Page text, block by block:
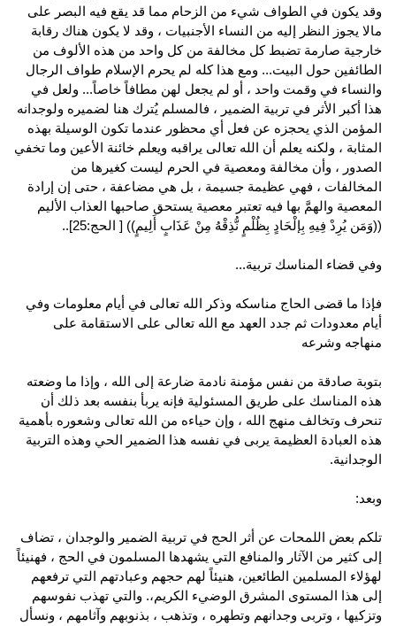
وقد يكون في الطواف شيء من الزحام مما قد يقع فيه البصر على
مالا يجوز النظر إليه من النساء الأجنبيات ، وقد لا يكون هناك رقابة
خارجية صارمة تضبط كل مخالفة من كل واحد من هذه الألوف من
الطائفين حول البيت... ومع هذا كله لم يحرم الإسلام طواف الرجال
والنساء في وقمت واحد ، أو لم يجعل لهن مطافاً خاصاً... ولعل في
هذا أكبر الأثر في تربية الضمير ، فالمسلم يُترك هنا لضميره ولوجدانه
المؤمن الذي يحجزه عن فعل أي محظور عندما تكون الوسيلة بهذه
المثابة ، ولكنه يعلم أن الله تعالى يراقبه ويعلم خائنة الأعين وما تخفي
الصدور ، وأن مخالفة ومعصية في الحرم ليست كغيرها من
المخالفات ، فهي عظيمة جسيمة ، بل هي مضاعفة ، حتى إن إرادة
المعصية والهمَّ بها فيه تعتبر معصية يستحق صاحبها العذاب الأليم
((وَمَن يُرِدْ فِيهِ بِإلْحَادٍ بِظُلْمٍ نُّذِقْهُ مِنْ عَذَابٍ أَلِيمٍ)) [ الحج:25]..
وفي قضاء المناسك تربية...
فإذا ما قضى الحاج مناسكه وذكر الله تعالى في أيام معلومات وفي
أيام معدودات ثم جدد العهد مع الله تعالى على الاستقامة على
منهاجه وشرعه
بتوبة صادقة من نفس مؤمنة نادمة ضارعة إلى الله ، وإذا ما وضعته
هذه المناسك على طريق المسئولية فإنه يربأ بنفسه بعد ذلك أن
تنحرف وتخالف منهج الله ، وإن حياءه من الله تعالى وشعوره بأهمية
هذه العبادة العظيمة يربى في نفسه هذا الضمير الحي وهذه التربية
الوجدانية.
وبعد:
تلكم بعض اللمحات عن أثر الحج في تربية الضمير والوجدان ، تضاف
إلى كثير من الآثار والمنافع التي يشهدها المسلمون في الحج ، فهنيئاً
لهؤلاء المسلمين الطائعين، هنيئاً لهم حجهم وعبادتهم التي ترفعهم
إلى هذا المستوى المشرق الوضيء الكريم،. والتي تهذب نفوسهم
وتزكيها ، وتربى وجدانهم وتطهره ، وتذهب ، بذنوبهم وآثامهم ، ونسأل